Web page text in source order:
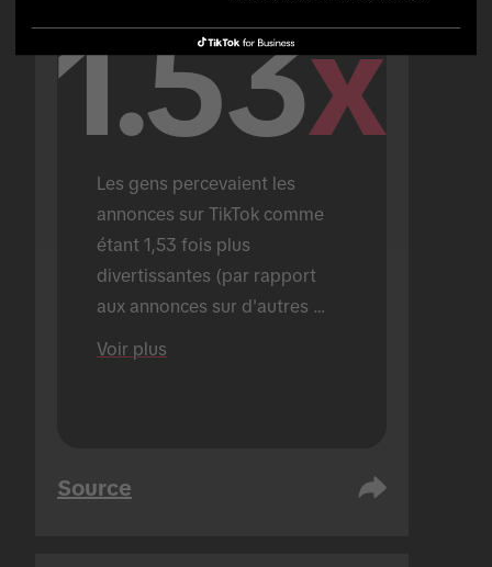
1.53x
Les gens percevaient les
annonces sur TikTok comme
étant 1,53 fois plus
divertissantes (par rapport
aux annonces sur d'autres
Voir plus
Source